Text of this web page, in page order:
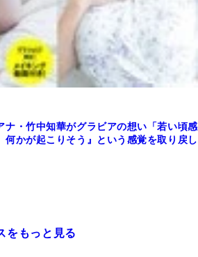
ナ・竹中知華がグラビアの想い「若い頃感
何かが起こりそう』という感覚を取り戻し
をもっと見る